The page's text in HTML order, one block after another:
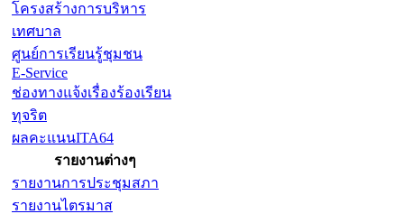
โครงสร้างการบริหาร
เทศบาล
ศูนย์การเรียนรู้ชุมชน
E-Service
ช่องทางแจ้งเรื่องร้องเรียน
ทุจริต
ผลคะแนนITA64
รายงานต่างๆ
รายงานการประชุมสภา
รายงานไตรมาส